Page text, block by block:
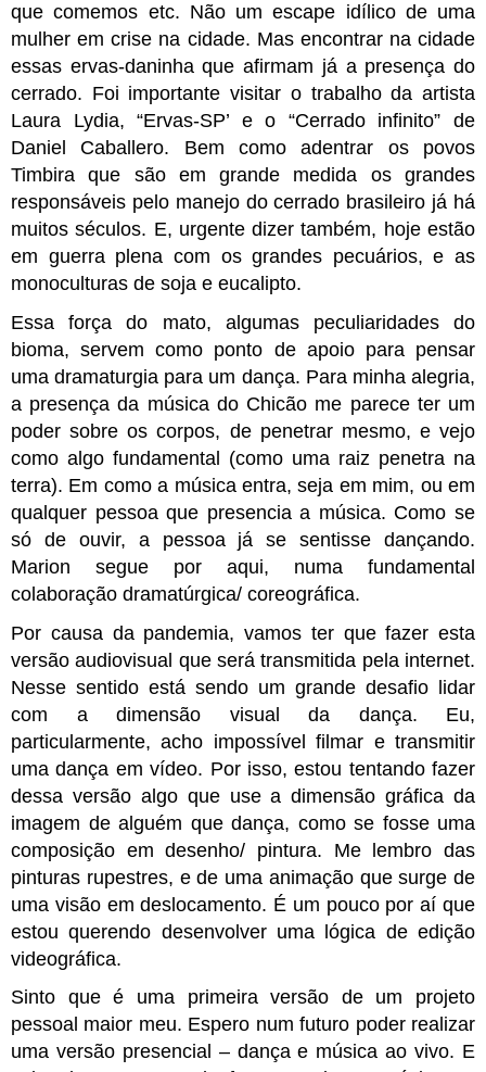
que comemos etc. Não um escape idílico de uma
mulher em crise na cidade. Mas encontrar na cidade
essas ervas-daninha que afirmam já a presença do
cerrado. Foi importante visitar o trabalho da artista
Laura Lydia, “Ervas-SP’ e o “Cerrado infinito” de
Daniel Caballero. Bem como adentrar os povos
Timbira que são em grande medida os grandes
responsáveis pelo manejo do cerrado brasileiro já há
muitos séculos. E, urgente dizer também, hoje estão
em guerra plena com os grandes pecuários, e as
monoculturas de soja e eucalipto.
Essa força do mato, algumas peculiaridades do
bioma, servem como ponto de apoio para pensar
uma dramaturgia para um dança. Para minha alegria,
a presença da música do Chicão me parece ter um
poder sobre os corpos, de penetrar mesmo, e vejo
como algo fundamental (como uma raiz penetra na
terra). Em como a música entra, seja em mim, ou em
qualquer pessoa que presencia a música. Como se
só de ouvir, a pessoa já se sentisse dançando.
Marion segue por aqui, numa fundamental
colaboração dramatúrgica/ coreográfica.
Por causa da pandemia, vamos ter que fazer esta
versão audiovisual que será transmitida pela internet.
Nesse sentido está sendo um grande desafio lidar
com a dimensão visual da dança. Eu,
particularmente, acho impossível filmar e transmitir
uma dança em vídeo. Por isso, estou tentando fazer
dessa versão algo que use a dimensão gráfica da
imagem de alguém que dança, como se fosse uma
composição em desenho/ pintura. Me lembro das
pinturas rupestres, e de uma animação que surge de
uma visão em deslocamento. É um pouco por aí que
estou querendo desenvolver uma lógica de edição
videográfica.
Sinto que é uma primeira versão de um projeto
pessoal maior meu. Espero num futuro poder realizar
uma versão presencial – dança e música ao vivo. E